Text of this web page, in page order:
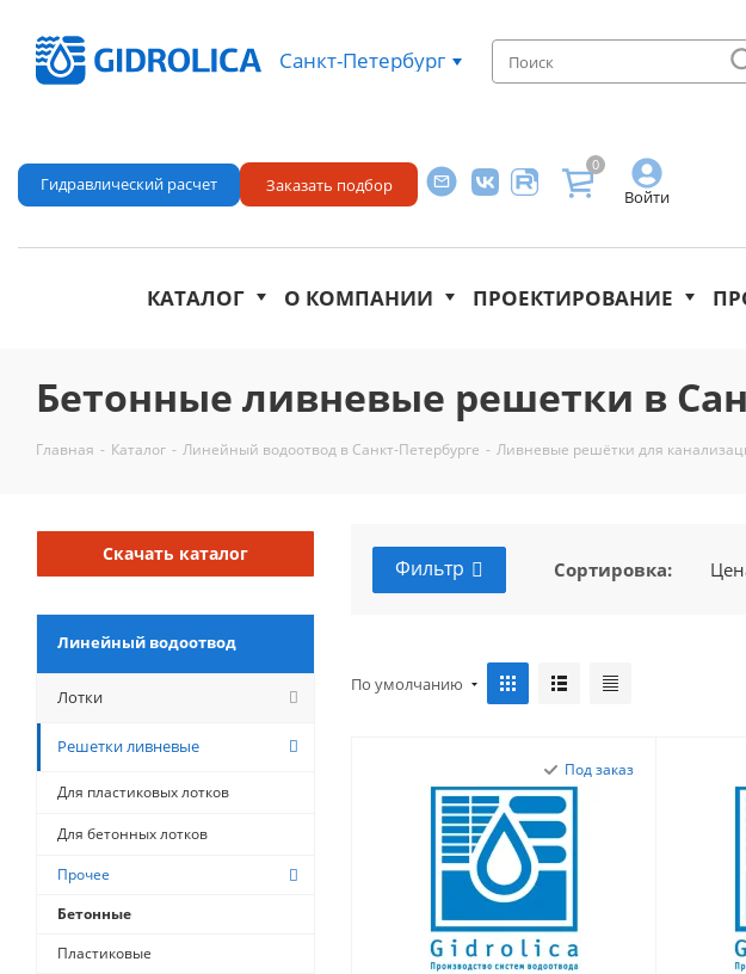
Санкт-Петербург
Войти
0
Гидравлический расчет Заказать подбор
КАТАЛОГ О КОМПАНИИ ПРОЕКТИРОВАНИЕ
Бетонные ливневые решетки в
Главная - Каталог - Линейный водоотвод в Санкт-Петербурге - Ливневые решётки для
Фильтр Сортировка:
По умолчанию
Под заказ
Скачать каталог
Линейный водоотвод
Лотки
Решетки ливневые
Для пластиковых лотков
Для бетонных лотков
Прочее
Бетонные
Пластиковые